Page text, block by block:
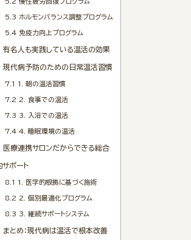
5.3 ホルモンバランス調整プログラム
5.4 免疫力向上プログラム
有名人も実践している温活の効果
現代病予防のための日常温活習慣
7.1 1. 朝の温活習慣
7.2 2. 食事での温活
7.3 3. 入浴での温活
7.4 4. 睡眠環境の温活
医療連携サロンだからできる総合
サポート
8.1 1. 医学的根拠に基づく施術
8.2 2. 個別最適化プログラム
8.3 3. 継続サポートシステム
まとめ：現代病は温活で根本改善